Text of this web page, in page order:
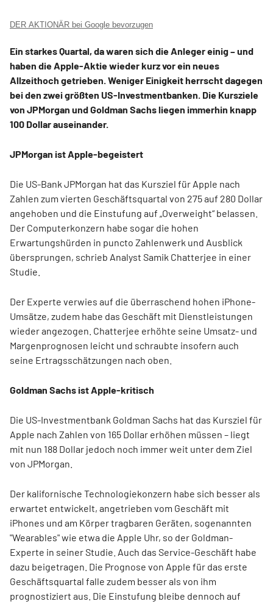
DER AKTIONÄR bei Google bevorzugen
Ein starkes Quartal, da waren sich die Anleger einig – und
haben die Apple-Aktie wieder kurz vor ein neues
Allzeithoch getrieben. Weniger Einigkeit herrscht dagegen
bei den zwei größten US-Investmentbanken. Die Kursziele
von JPMorgan und Goldman Sachs liegen immerhin knapp
100 Dollar auseinander.
JPMorgan ist Apple-begeistert
Die US-Bank JPMorgan hat das Kursziel für Apple nach
Zahlen zum vierten Geschäftsquartal von 275 auf 280 Dollar
angehoben und die Einstufung auf „Overweight“ belassen.
Der Computerkonzern habe sogar die hohen
Erwartungshürden in puncto Zahlenwerk und Ausblick
übersprungen, schrieb Analyst Samik Chatterjee in einer
Studie.
Der Experte verwies auf die überraschend hohen iPhone-
Umsätze, zudem habe das Geschäft mit Dienstleistungen
wieder angezogen. Chatterjee erhöhte seine Umsatz- und
Margenprognosen leicht und schraubte insofern auch
seine Ertragsschätzungen nach oben.
Goldman Sachs ist Apple-kritisch
Die US-Investmentbank Goldman Sachs hat das Kursziel für
Apple nach Zahlen von 165 Dollar erhöhen müssen – liegt
mit nun 188 Dollar jedoch noch immer weit unter dem Ziel
von JPMorgan.
Der kalifornische Technologiekonzern habe sich besser als
erwartet entwickelt, angetrieben vom Geschäft mit
iPhones und am Körper tragbaren Geräten, sogenannten
"Wearables" wie etwa die Apple Uhr, so der Goldman-
Experte in seiner Studie. Auch das Service-Geschäft habe
dazu beigetragen. Die Prognose von Apple für das erste
Geschäftsquartal falle zudem besser als von ihm
prognostiziert aus. Die Einstufung bleibe dennoch auf